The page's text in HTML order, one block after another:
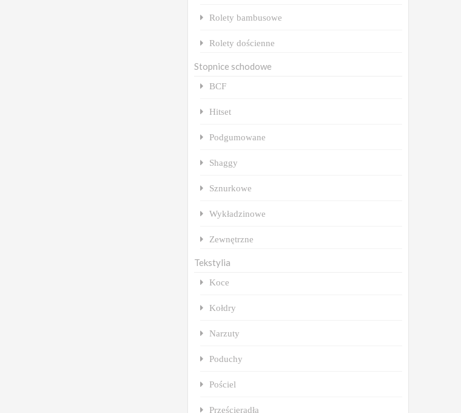
Rolety bambusowe
Rolety dościenne
Stopnice schodowe
BCF
Hitset
Podgumowane
Shaggy
Sznurkowe
Wykładzinowe
Zewnętrzne
Tekstylia
Koce
Kołdry
Narzuty
Poduchy
Pościel
Prześcieradła